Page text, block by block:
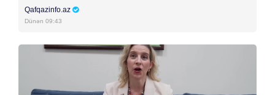
Qafqazinfo.az
Dünən 09:43